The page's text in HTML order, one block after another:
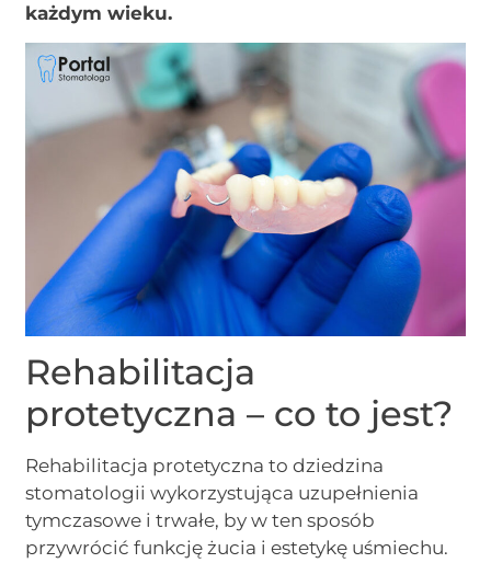
każdym wieku.
Rehabilitacja
protetyczna – co to jest?
Rehabilitacja protetyczna to dziedzina
stomatologii wykorzystująca uzupełnienia
tymczasowe i trwałe, by w ten sposób
przywrócić funkcję żucia i estetykę uśmiechu.